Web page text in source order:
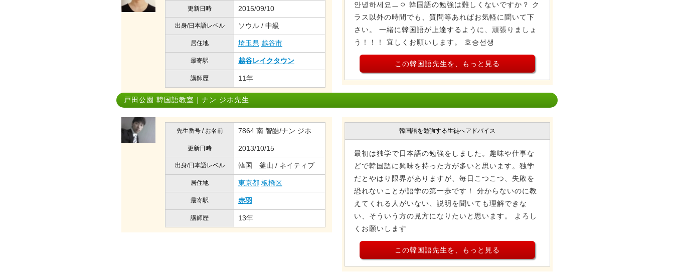
更新日時 2015/09/10
出身/日本語レベル ソウル / 中級
居住地 埼玉県 越谷市
最寄駅 越谷レイクタウン
講師歴 11年
안녕하세요ㅡㅇ 韓国語の勉強は難しくないですか？ ク
ラス以外の時間でも、質問等あればお気軽に聞いて下
さい。 一緒に韓国語が上達するように、頑張りましょ
う！！！ 宜しくお願いします。 호승선생
この韓国語先生を、もっと見る
戸田公園 韓国語教室｜ナン ジホ先生
先生番号 / お名前 7864 南 智皓/ナン ジホ
更新日時 2013/10/15
出身/日本語レベル 韓国 釜山 / ネイティブ
居住地 東京都 板橋区
最寄駅 赤羽
講師歴 13年
韓国語を勉強する生徒へアドバイス
最初は独学で日本語の勉強をしました。趣味や仕事な
どで韓国語に興味を持った方が多いと思います。独学
だとやはり限界がありますが、毎日こつこつ、失敗を
恐れないことが語学の第一歩です！ 分からないのに教
えてくれる人がいない、説明を聞いても理解できな
い、そういう方の見方になりたいと思います。 よろし
くお願いします
この韓国語先生を、もっと見る